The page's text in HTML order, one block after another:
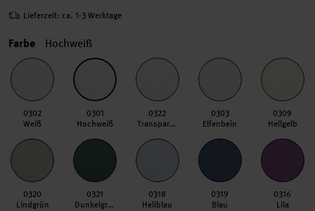
Lieferzeit: ca. 1-3 Werktage
Farbe Hochweiß
0302
Weiß
0301
Hochweiß
0322
Transparent Hochweiß
0303
Elfenbein
0309
Hellgelb
0320
Lindgrün
0321
Dunkelgrün
0318
Hellblau
0319
Blau
0316
Lila